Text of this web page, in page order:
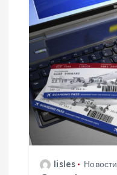
lisles Новости